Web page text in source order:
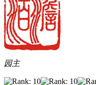
园主